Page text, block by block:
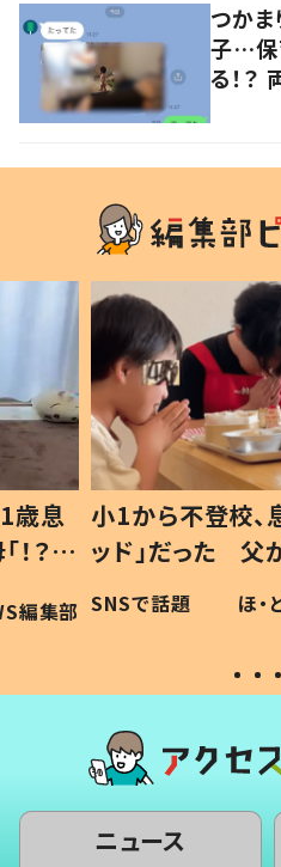
つか
子…保
る！？
歳息
？」
編集部
小1から不登校、
ッド」だった 父
作り続ける理由
#令和の子
SNSで話題 ほ
ニュース